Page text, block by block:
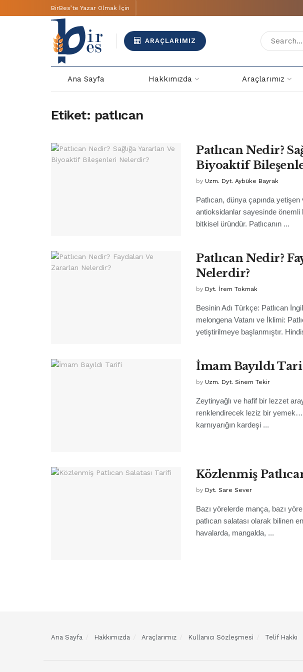
BirBes’te Yazar Olmak İçin
ARAÇLARIMIZ
Ana Sayfa Hakkımızda Araçlarımız
Etiket: patlıcan
Patlıcan Nedir?
Biyoaktif
by Uzm. Dyt. Aybüke Bayrak
Patlıcan, dünya çapında
antioksidanlar sayesinde
bitkisel üründür. Patlıcanın ...
Patlıcan Nedir?
Nelerdir?
by Dyt. İrem Tokmak
Besinin Adı Türkçe: Patlıcan
melongena Vatanı ve İklimi:
yetiştirilmeye başlanmıştır.
İmam Bayıldı
by Uzm. Dyt. Sinem Tekir
Zeytinyağlı ve hafif bir lezzet
renklendirecek leziz bir
karnıyarığın kardeşi ...
Közlenmiş
by Dyt. Sare Sever
Bazı yörelerde mança, bazı
patlıcan salatası olarak bilinen
havalarda, mangalda, ...
Ana Sayfa Hakkımızda Araçlarımız Kullanıcı Sözleşmesi Telif Hakkı